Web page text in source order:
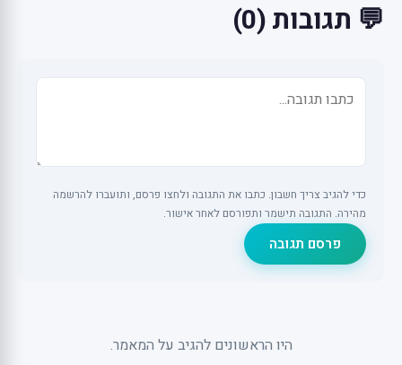
💬 תגובות (0)
כדי להגיב צריך חשבון. כתבו את התגובה ולחצו פרסם, ותועברו להרשמה
מהירה. התגובה תישמר ותפורסם לאחר אישור.
פרסם תגובה
היו הראשונים להגיב על המאמר.